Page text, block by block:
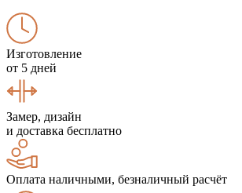
Изготовление
от 5 дней
Замер, дизайн
и доставка бесплатно
Оплата наличными, безналичный расчёт